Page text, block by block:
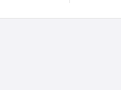
Eleições 2024